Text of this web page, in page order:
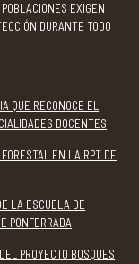
EXIGEN
DURANTE TODO
QUE RECONOCE EL
DOCENTES
EN LA RPT DE
LA ESCUELA DE
PONFERRADA
PROYECTO BOSQUES